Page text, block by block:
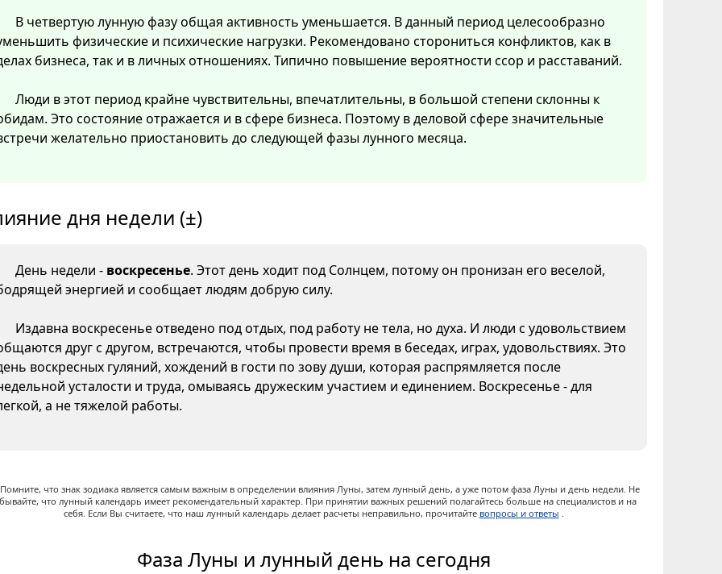
В четвертую лунную фазу общая активность уменьшается. В данный период целесообразно
физические и психические нагрузки. Рекомендовано сторониться конфликтов, как в
бизнеса, так и в личных отношениях. Типично повышение вероятности ссор и расставаний.
Люди в этот период крайне чувствительны, впечатлительны, в большой степени склонны к
Это состояние отражается и в сфере бизнеса. Поэтому в деловой сфере значительные
желательно приостановить до следующей фазы лунного месяца.
дня недели (±)
День недели - воскресенье. Этот день ходит под Солнцем, потому он пронизан его веселой,
энергией и сообщает людям добрую силу.
Издавна воскресенье отведено под отдых, под работу не тела, но духа. И люди с удовольствием
друг с другом, встречаются, чтобы провести время в беседах, играх, удовольствиях. Это
воскресных гуляний, хождений в гости по зову души, которая распрямляется после
усталости и труда, омываясь дружеским участием и единением. Воскресенье - для
а не тяжелой работы.
Помните, что знак зодиака является самым важным в определении влияния Луны, затем лунный день, а уже потом фаза Луны и день недели. Не
что лунный календарь имеет рекомендательный характер. При принятии важных решений полагайтесь больше на специалистов и на
себя. Если Вы считаете, что наш лунный календарь делает расчеты неправильно, прочитайте вопросы и ответы .
Фаза Луны и лунный день на сегодня